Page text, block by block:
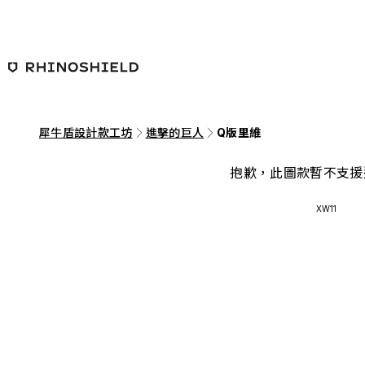
犀牛盾設計款工坊 進擊的巨人 Q版里維
抱歉，此圖款暫不支
XW11